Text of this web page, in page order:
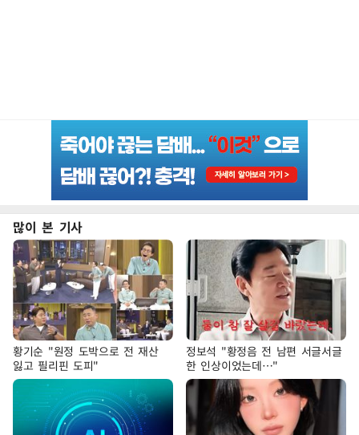
많이 본 기사
황기순 "원정 도박으로 전 재산
잃고 필리핀 도피"
정보석 "황정음 전 남편 서글서글
한 인상이었는데…"